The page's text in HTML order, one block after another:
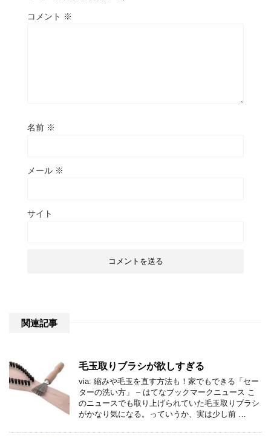
コメント ※
名前 ※
メール ※
サイト
関連記事
毛玉取りブラシが欲しすぎる
via: 縮みや毛玉を直す方法も！家でもできる「セー
ターの洗い方」 – はてなブックマークニュース こ
のニュースでも取り上げられていた毛玉取りブラシ
がかなり気になる。っていうか、実は少し前 …